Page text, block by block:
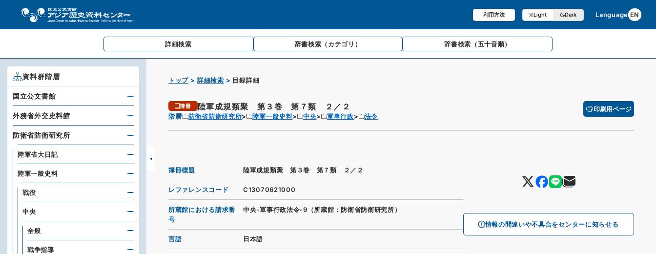
利用方法 Light Dark Language EN
詳細検索 辞書検索 （カテゴリ） 辞書検索 （五十音順）
トップ 詳細検索 目録詳細
簿冊 陸軍成規類聚 第３巻 第７類 ２／２
階層 防衛省防衛研究所 陸軍一般史料 中央 軍事行政 法令
印刷用ページ
情報の間違いや不具合をセンターに知らせる
簿冊標題 陸軍成規類聚 第３巻 第７類 ２／２
レファレンスコード C13070621000
所蔵館における請求番
号
中央-軍事行政法令-9（所蔵館：防衛省防衛研究所）
言語 日本語
資料群階層
国立公文書館
外務省外交史料館
防衛省防衛研究所
陸軍省大日記
陸軍一般史料
戦役
中央
全般
戦争指導